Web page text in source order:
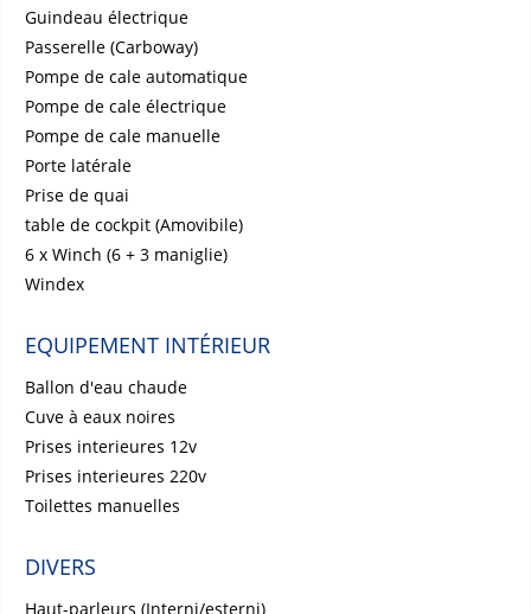
Guindeau électrique
Passerelle (Carboway)
Pompe de cale automatique
Pompe de cale électrique
Pompe de cale manuelle
Porte latérale
Prise de quai
table de cockpit (Amovibile)
6 x Winch (6 + 3 maniglie)
Windex
EQUIPEMENT INTÉRIEUR
Ballon d'eau chaude
Cuve à eaux noires
Prises interieures 12v
Prises interieures 220v
Toilettes manuelles
DIVERS
Haut-parleurs (Interni/esterni)